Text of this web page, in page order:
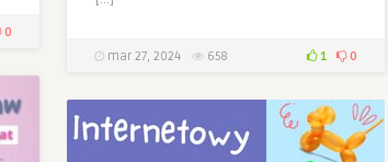
0
mar 27, 2024 658 1 0